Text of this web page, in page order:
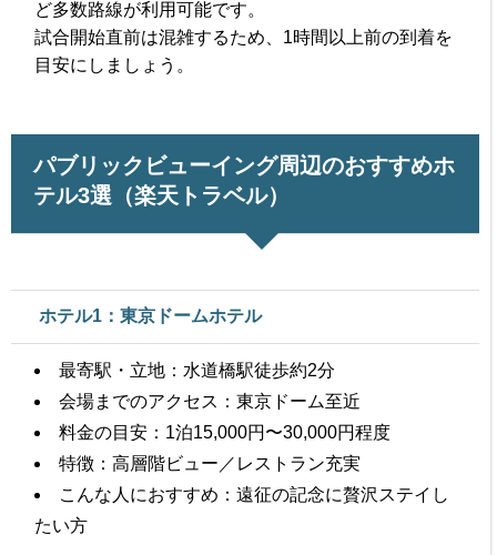
ど多数路線が利用可能です。
試合開始直前は混雑するため、1時間以上前の到着を
目安にしましょう。
パブリックビューイング周辺のおすすめホ
テル3選（楽天トラベル）
ホテル1：東京ドームホテル
最寄駅・立地：水道橋駅徒歩約2分
会場までのアクセス：東京ドーム至近
料金の目安：1泊15,000円〜30,000円程度
特徴：高層階ビュー／レストラン充実
こんな人におすすめ：遠征の記念に贅沢ステイし
たい方